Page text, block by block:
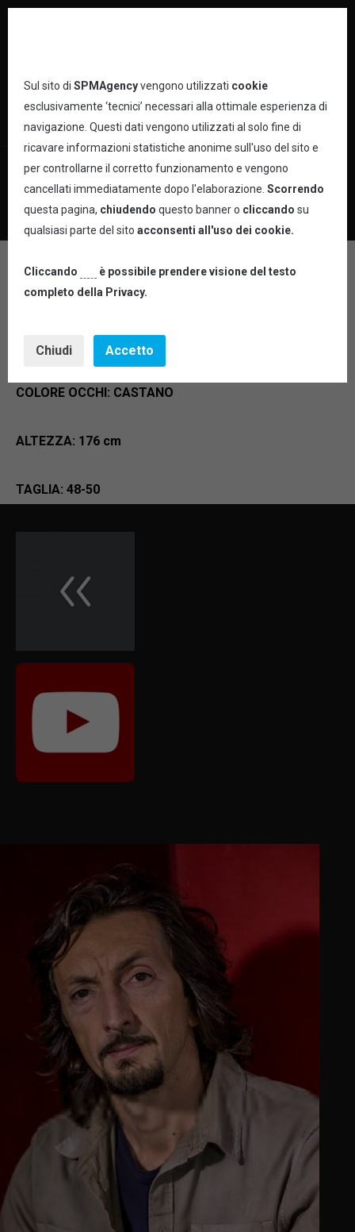
VINCENZO V.
VINCENZO V.
COLORE CAPELLI: CASTANO
COLORE OCCHI: CASTANO
ALTEZZA: 176 cm
TAGLIA: 48-50
Sul sito di SPMAgencyvengono utilizzati cookie
esclusivamente ‘tecnici’ necessari alla ottimale esperienza di
navigazione. Questi dati vengono utilizzati al solo fine di
ricavare informazioni statistiche anonime sull'uso del sito e
per controllarne il corretto funzionamento e vengono
cancellati immediatamente dopo l'elaborazione. Scorrendo
questa pagina, chiudendo questo banner o cliccando su
qualsiasi parte del sito acconsenti all'uso dei cookie.
Cliccando
è possibile prendere visione del testo
completo della Privacy.
Chiudi Accetto